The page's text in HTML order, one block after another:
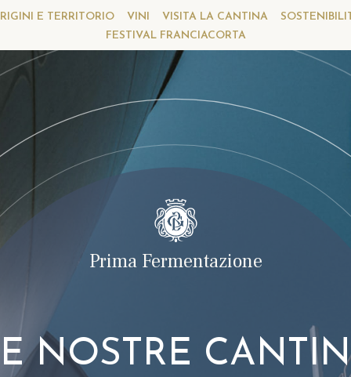
E TERRITORIO VINI VISITA LA CANTINA
FESTIVAL FRANCIACORTA
Prima Fermentazione
NOSTRE